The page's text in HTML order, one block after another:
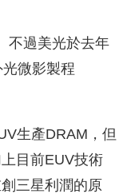
不過美光於去年
微影製程
生產DRAM，但
目前EUV技術
三星利潤的原